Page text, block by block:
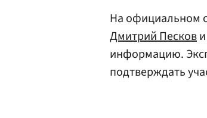
На официальном
Дмитрий Песков
информацию.
подтверждать